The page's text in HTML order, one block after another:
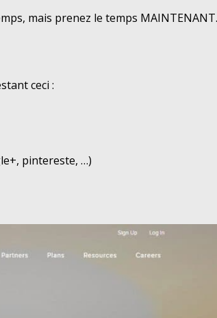
mais prenez le temps MAINTENANT.
ceci :
pintereste, …)